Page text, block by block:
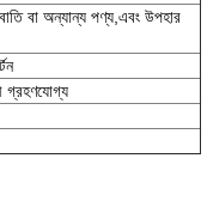
বা অন্যান্য পণ্য,এবং উপহার
গ্রহণযোগ্য